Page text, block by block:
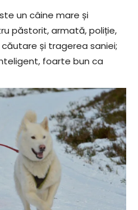
un câine mare și
păstorit, armată, poliție,
și tragerea saniei;
foarte bun ca